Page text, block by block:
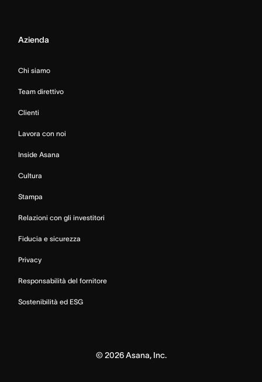
Azienda
Chi siamo
Team direttivo
Clienti
Lavora con noi
Inside Asana
Cultura
Stampa
Relazioni con gli investitori
Fiducia e sicurezza
Privacy
Responsabilità del fornitore
Sostenibilità ed ESG
©2026Asana, Inc.